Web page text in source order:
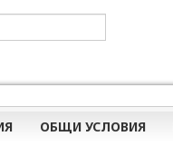
ОБЩИ УСЛОВИЯ